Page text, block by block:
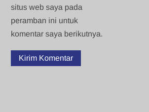
situs web saya pada
peramban ini untuk
komentar saya berikutnya.